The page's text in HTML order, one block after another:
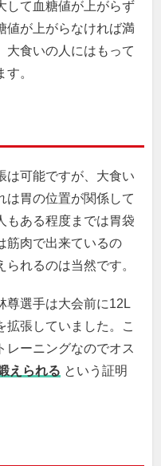
して血糖値が上がらず
値が上がらなければ満
大食いの人にはもって
。
は可能ですが、大食い
は胃の位置が関係して
もある程度までは胃袋
筋肉で出来ているの
れるのは当然です。
尊選手は大会前に12L
拡張していました。こ
レーニングなのでオス
えられる という証明